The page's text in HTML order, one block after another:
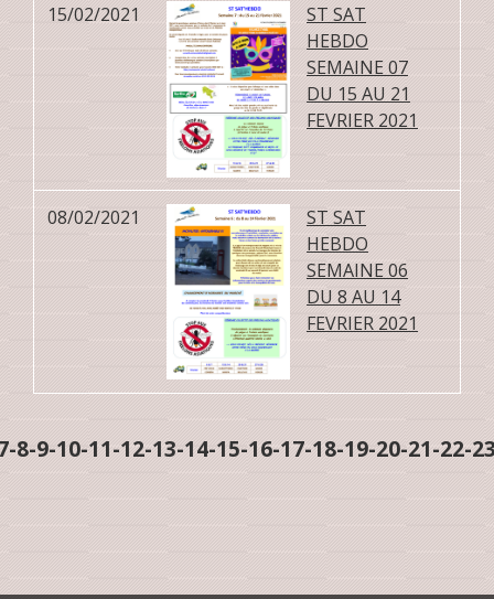
15/02/2021
ST SAT
HEBDO
SEMAINE 07
DU 15 AU 21
FEVRIER 2021
08/02/2021
ST SAT
HEBDO
SEMAINE 06
DU 8 AU 14
FEVRIER 2021
-8-9-10-11-12-13-14-15-16-17-18-19-20-21-22-